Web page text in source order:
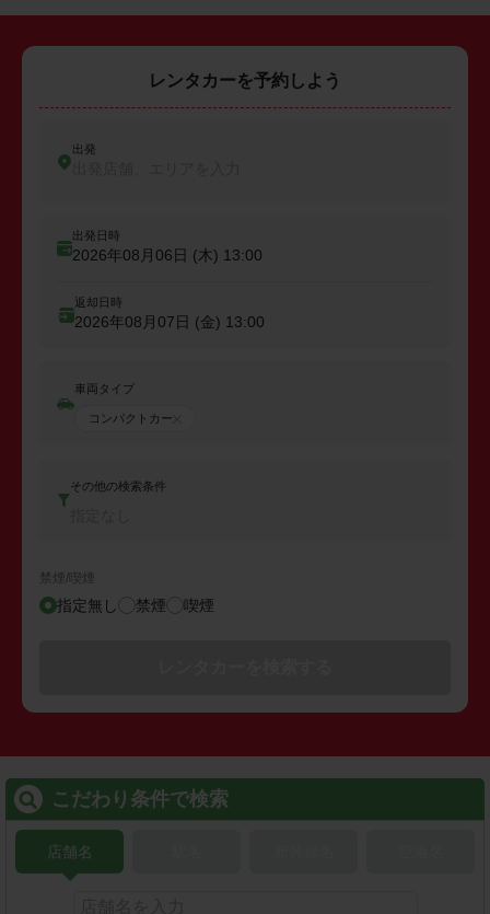
レンタカーを予約しよう
出発
出発日時
2026年08月06日 (木) 13:00
返却日時
2026年08月07日 (金) 13:00
車両タイプ
コンパクトカー
その他の検索条件
禁煙/喫煙
指定無し 禁煙 喫煙
こだわり条件で検索
店舗名